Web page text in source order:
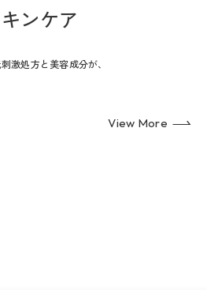
ンケア
激処方と美容成分が、
View More